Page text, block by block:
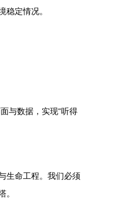
稳定情况。
与数据，实现“听得
生命工程。我们必须
。